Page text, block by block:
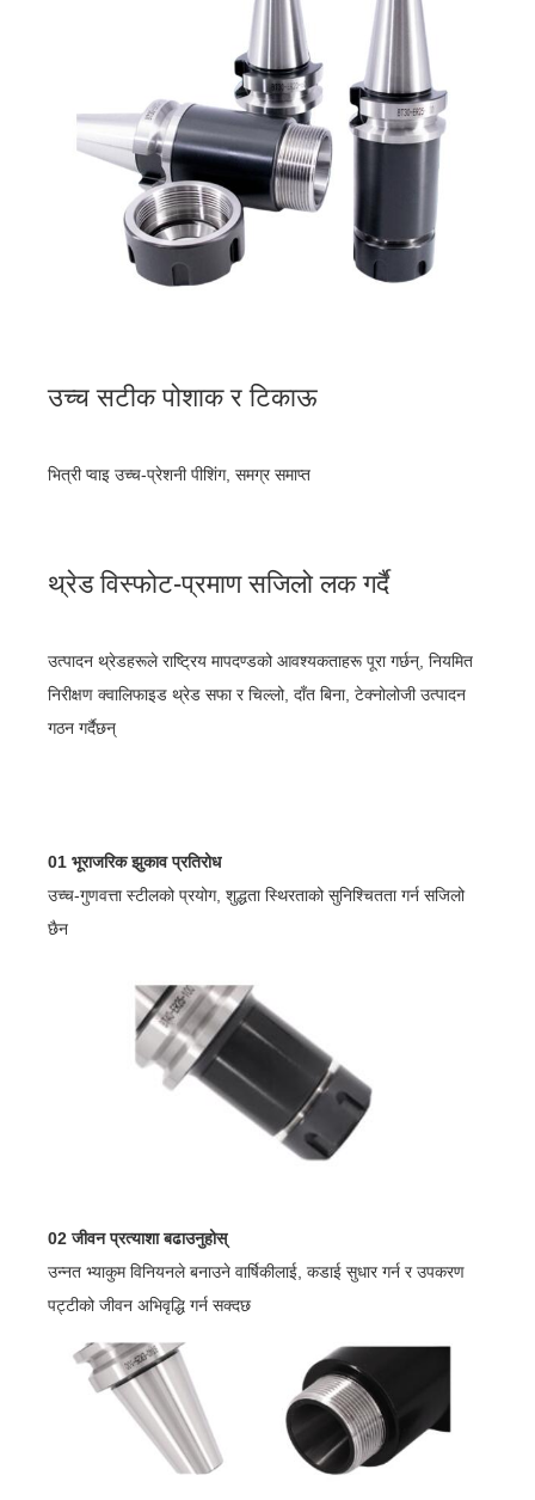
उच्च सटीक पोशाक र टिकाऊ
भित्री प्वाइ उच्च-प्रेशनी पीशिंग, समग्र समाप्त
थ्रेड विस्फोट-प्रमाण सजिलो लक गर्दै
उत्पादन थ्रेडहरूले राष्ट्रिय मापदण्डको आवश्यकताहरू पूरा गर्छन्, नियमित
निरीक्षण क्वालिफाइड थ्रेड सफा र चिल्लो, दाँत बिना, टेक्नोलोजी उत्पादन
गठन गर्दैछन्
01 भूराजरिक झुकाव प्रतिरोध
उच्च-गुणवत्ता स्टीलको प्रयोग, शुद्धता स्थिरताको सुनिश्चितता गर्न सजिलो
छैन
02 जीवन प्रत्याशा बढाउनुहोस्
उन्नत भ्याकुम विनियनले बनाउने वार्षिकीलाई, कडाई सुधार गर्न र उपकरण
पट्टीको जीवन अभिवृद्धि गर्न सक्दछ